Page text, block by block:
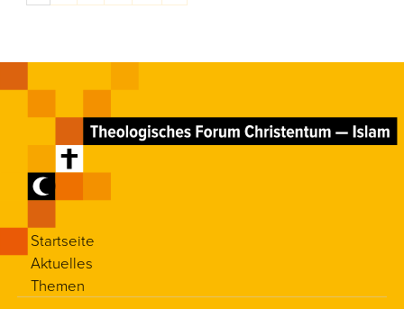
Startseite
Aktuelles
Themen